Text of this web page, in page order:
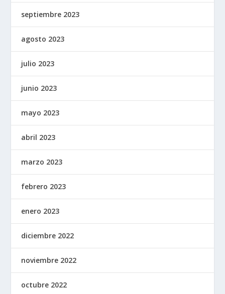
septiembre 2023
agosto 2023
julio 2023
junio 2023
mayo 2023
abril 2023
marzo 2023
febrero 2023
enero 2023
diciembre 2022
noviembre 2022
octubre 2022